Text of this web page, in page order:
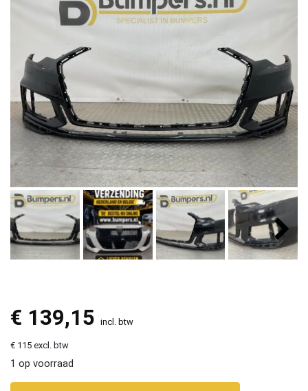
€ 139,15 incl. btw
€ 115 excl. btw
1 op voorraad